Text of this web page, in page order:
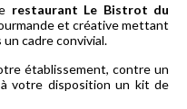
restaurant Le Bistrot du
et créative mettant
cadre convivial.
établissement, contre un
votre disposition un kit de